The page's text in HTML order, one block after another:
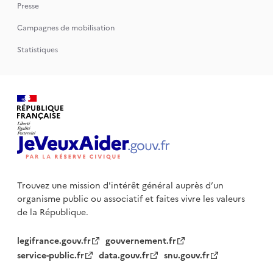
Presse
Campagnes de mobilisation
Statistiques
Trouvez une mission d'intérêt général auprès d’un
organisme publicou associatif et faites vivre les valeurs
de la République.
legifrance.gouv.fr
gouvernement.fr
service-public.fr
data.gouv.fr snu.gouv.fr